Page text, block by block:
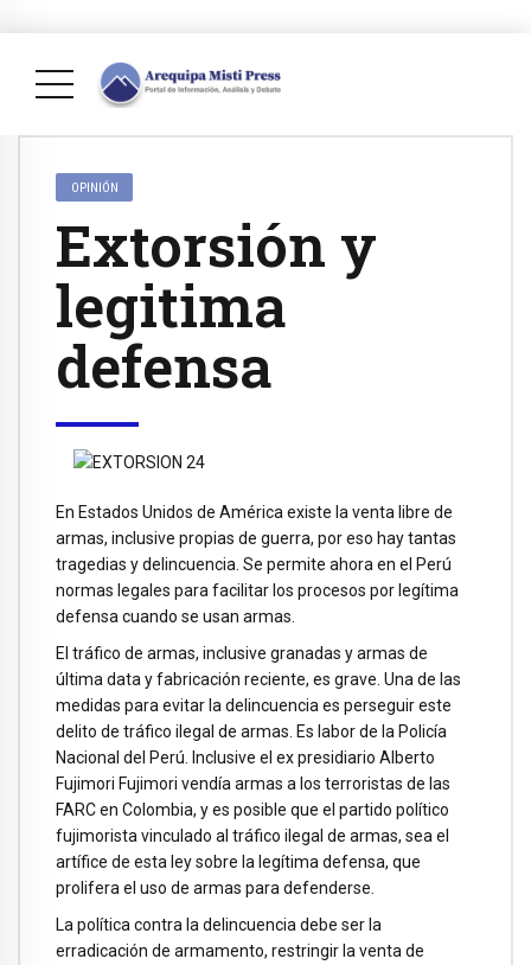
OPINIÓN
Extorsión y
legitima
defensa
En Estados Unidos de América existe la venta libre de
armas, inclusive propias de guerra, por eso hay tantas
tragedias y delincuencia. Se permite ahora en el Perú
normas legales para facilitar los procesos por legítima
defensa cuando se usan armas.
El tráfico de armas, inclusive granadas y armas de
última data y fabricación reciente, es grave. Una de las
medidas para evitar la delincuencia es perseguir este
delito de tráfico ilegal de armas. Es labor de la Policía
Nacional del Perú. Inclusive el ex presidiario Alberto
Fujimori Fujimori vendía armas a los terroristas de las
FARC en Colombia, y es posible que el partido político
fujimorista vinculado al tráfico ilegal de armas, sea el
artífice de esta ley sobre la legítima defensa, que
prolifera el uso de armas para defenderse.
La política contra la delincuencia debe ser la
erradicación de armamento, restringir la venta de